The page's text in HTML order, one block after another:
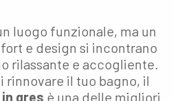
luogo funzionale, ma un
e design si incontrano
rilassante e accogliente.
rinnovare il tuo bagno, il
gres è una delle migliori